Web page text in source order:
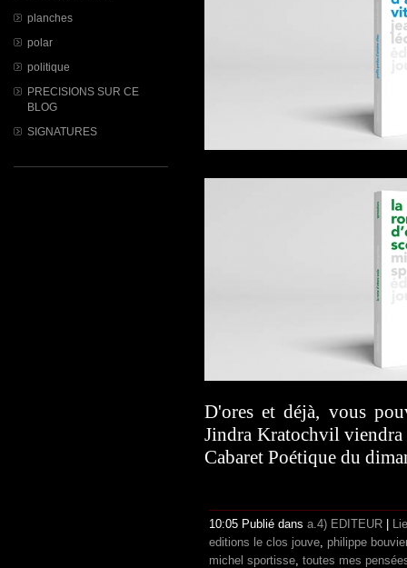
planches
polar
politique
PRECISIONS SUR CE
BLOG
SIGNATURES
D'ores et déjà, vous
Jindra Kratochvil viendra
Cabaret Poétique du
10:05 Publié dans a.4) EDITEUR
editions le clos jouve philippe bouvier
michel sportisse toutes mes